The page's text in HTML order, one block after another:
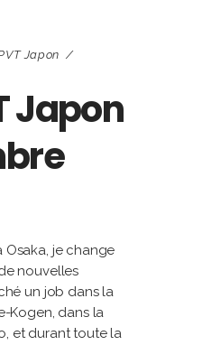
Japon
Japon
Osaka, je change
nouvelles
un job dans la
Kogen, dans la
et durant toute la